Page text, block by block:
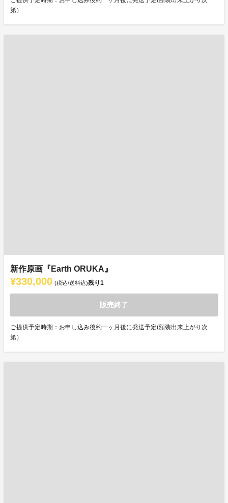
第）
新作原画『Earth ORUKA』
¥330,000 (税込/送料込)残り1
販売終了
ご提供予定時期：お申し込み後約一ヶ月後に発送予定(額装出来上がり次
第）